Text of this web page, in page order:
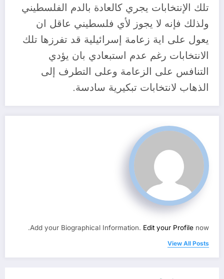
تلك الإنتخابات يجري كالعادة بالدم الفلسطيني
ولذلك فإنه لا يجوز لأي فلسطيني عاقل ان
يعول على اية زعامة إسرائيلية قد تفرزها تلك
الانتخابات رغم عدم استبعادي بان يؤدي
التنافس على الزعامة وعلى التطرف إلى
الذهاب لانتخابات تبكيرية سادسة.
Add your Biographical Information. Edit your Profile now.
View All Posts